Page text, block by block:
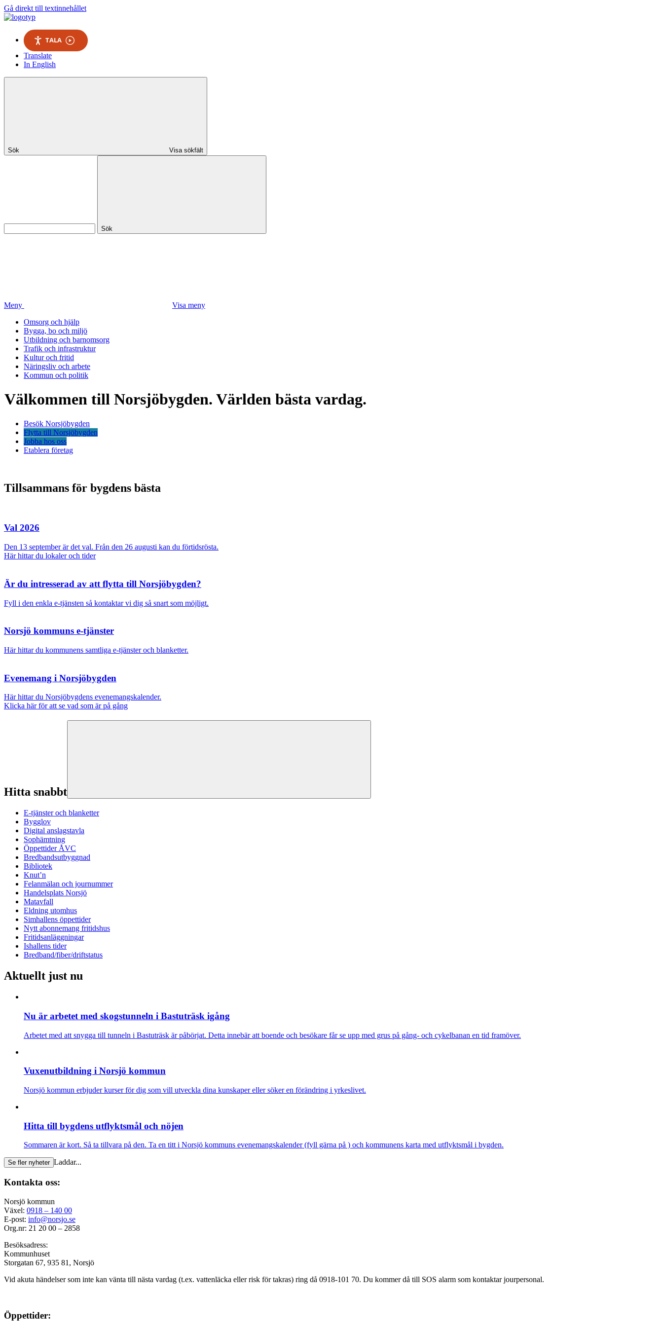
Gå direkt till textinnehållet
TALA
Translate
In English
Sök Visa sökfält
Sök
Meny
Visa meny
Omsorg och hjälp
Bygga, bo och miljö
Utbildning och barnomsorg
Trafik och infrastruktur
Kultur och fritid
Näringsliv och arbete
Kommun och politik
Välkommen till Norsjöbygden. Världen bästa vardag.
Besök Norsjöbygden
Flytta till Norsjöbygden
Jobba hos oss
Etablera företag
Tillsammans för bygdens bästa
Val 2026
Den 13 september är det val. Från den 26 augusti kan du förtidsrösta.
Här hittar du lokaler och tider
Är du intresserad av att flytta till Norsjöbygden?
Fyll i den enkla e-tjänsten så kontaktar vi dig så snart som möjligt.
Norsjö kommuns e-tjänster
Här hittar du kommunens samtliga e-tjänster och blanketter.
Evenemang i Norsjöbygden
Här hittar du Norsjöbygdens evenemangskalender.
Klicka här för att se vad som är på gång
Hitta snabbt
E-tjänster och blanketter
Bygglov
Digital anslagstavla
Sophämtning
Öppettider ÅVC
Bredbandsutbyggnad
Bibliotek
Knut’n
Felanmälan och journummer
Handelsplats Norsjö
Matavfall
Eldning utomhus
Simhallens öppettider
Nytt abonnemang fritidshus
Fritidsanläggningar
Ishallens tider
Bredband/fiber/driftstatus
Aktuellt just nu
Nu är arbetet med skogstunneln i Bastuträsk igång
Arbetet med att snygga till tunneln i Bastuträsk är påbörjat. Detta innebär att boende och besökare får se upp med grus på gång- och cykelbanan en tid framöver.
Vuxenutbildning i Norsjö kommun
Norsjö kommun erbjuder kurser för dig som vill utveckla dina kunskaper eller söker en förändring i yrkeslivet.
Hitta till bygdens utflyktsmål och nöjen
Sommaren är kort. Så ta tillvara på den. Ta en titt i Norsjö kommuns evenemangskalender (fyll gärna på ) och kommunens karta med utflyktsmål i bygden.
Se fler nyheter Laddar...
Kontakta oss:
Norsjö kommun
Växel: 0918 – 140 00
E-post: info@norsjo.se
Org.nr: 21 20 00 – 2858
Besöksadress:
Kommunhuset
Storgatan 67, 935 81, Norsjö
Vid akuta händelser som inte kan vänta till nästa vardag (t.ex. vattenläcka ellerrisk för takras) ring då 0918-101 70. Du kommer då till SOS alarm som kontaktar jourpersonal.
Öppettider: